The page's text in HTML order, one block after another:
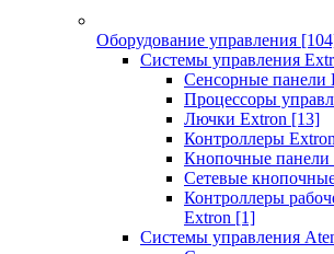
Оборудование управления
Системы управления
Сенсорные панели
Процессоры
Лючки Extron [13]
Контроллеры
Кнопочные панели
Сетевые
Контроллеры
Extron [1]
Системы управления